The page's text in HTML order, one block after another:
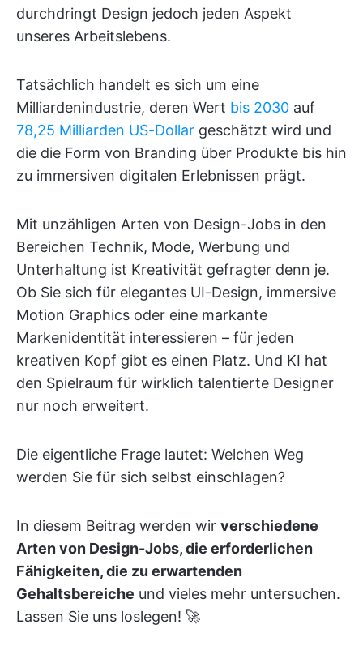
durchdringt Design jedoch jeden Aspekt
unseres Arbeitslebens.
Tatsächlich handelt es sich um eine
Milliardenindustrie, deren Wert bis 2030 auf
78,25 Milliarden US-Dollar geschätzt wird und
die die Form von Branding über Produkte bis hin
zu immersiven digitalen Erlebnissen prägt.
Mit unzähligen Arten von Design-Jobs in den
Bereichen Technik, Mode, Werbung und
Unterhaltung ist Kreativität gefragter denn je.
Ob Sie sich für elegantes UI-Design, immersive
Motion Graphics oder eine markante
Markenidentität interessieren – für jeden
kreativen Kopf gibt es einen Platz. Und KI hat
den Spielraum für wirklich talentierte Designer
nur noch erweitert.
Die eigentliche Frage lautet: Welchen Weg
werden Sie für sich selbst einschlagen?
In diesem Beitrag werden wir verschiedene
Arten von Design-Jobs, die erforderlichen
Fähigkeiten, die zu erwartenden
Gehaltsbereiche und vieles mehr untersuchen.
Lassen Sie uns loslegen! 🚀